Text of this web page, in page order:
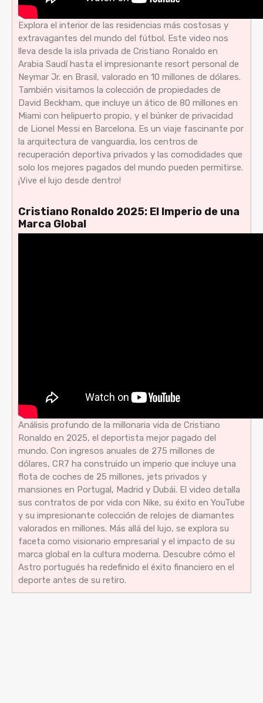
Explora el interior de las residencias más costosas y
extravagantes del mundo del fútbol. Este video nos
lleva desde la isla privada de Cristiano Ronaldo en
Arabia Saudí hasta el impresionante resort personal de
Neymar Jr. en Brasil, valorado en 10 millones de dólares.
También visitamos la colección de propiedades de
David Beckham, que incluye un ático de 80 millones en
Miami con helipuerto propio, y el búnker de privacidad
de Lionel Messi en Barcelona. Es un viaje fascinante por
la arquitectura de vanguardia, los centros de
recuperación deportiva privados y las comodidades que
solo los mejores pagados del mundo pueden permitirse.
¡Vive el lujo desde dentro!
Cristiano Ronaldo 2025: El Imperio de una
Marca Global
Análisis profundo de la millonaria vida de Cristiano
Ronaldo en 2025, el deportista mejor pagado del
mundo. Con ingresos anuales de 275 millones de
dólares, CR7 ha construido un imperio que incluye una
flota de coches de 25 millones, jets privados y
mansiones en Portugal, Madrid y Dubái. El video detalla
sus contratos de por vida con Nike, su éxito en YouTube
y su impresionante colección de relojes de diamantes
valorados en millones. Más allá del lujo, se explora su
faceta como visionario empresarial y el impacto de su
marca global en la cultura moderna. Descubre cómo el
Astro portugués ha redefinido el éxito financiero en el
deporte antes de su retiro.